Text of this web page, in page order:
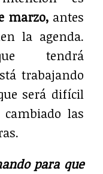
marzo, antes
la agenda.
tendrá
trabajando
será difícil
las
para que